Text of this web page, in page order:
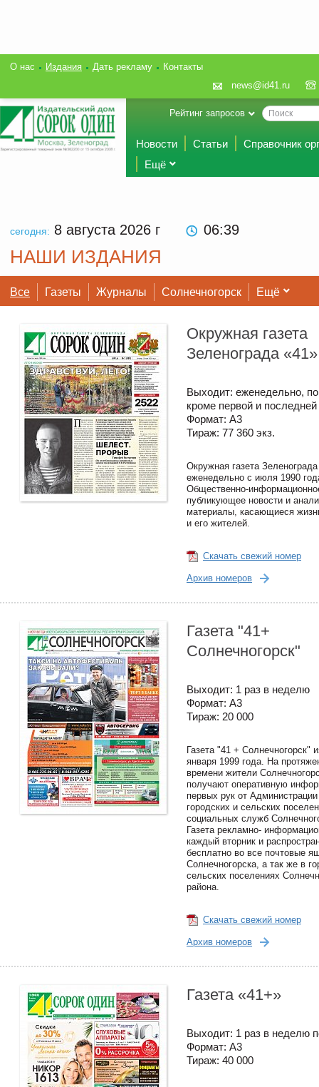
О нас Издания Дать рекламу
Контакты
news@id41.ru
Рейтинг запросов
Новости Статьи
Справочник
Ещё
сегодня: 8 августа 2026 г 06 39
НАШИ ИЗДАНИЯ
Все Газеты Журналы Солнечногорск Ещё
Окружная газета
Зеленограда «41»
Выходит: еженедельно,
кроме первой и
Формат: A3
Тираж: 77 360 экз.
Окружная газета
еженедельно с июля 1990
Общественно-
публикующее новости и
материалы, касающиеся
и его жителей.
Скачать свежий номер
Архив номеров
Газета "41+
Солнечногорск"
Выходит: 1 раз в неделю
Формат: А3
Тираж: 20 000
Газета "41 + Солнечногорск"
января 1999 года. На
времени жители
получают оперативную
первых рук от
городских и сельских
социальных служб
Газета рекламно-
каждый вторник и
бесплатно во все почтовые
Солнечногорска, а так же в
сельских поселениях
района.
Скачать свежий номер
Архив номеров
Газета «41+»
Выходит: 1 раз в неделю
Формат: А3
Тираж: 40 000